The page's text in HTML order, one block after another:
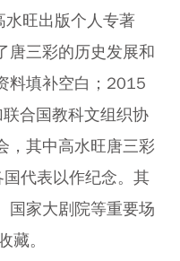
旺出版个人专著
唐三彩的历史发展和
料填补空白；2015
合国教科文组织协
，其中高水旺唐三彩
国代表以作纪念。其
国家大剧院等重要场
藏。